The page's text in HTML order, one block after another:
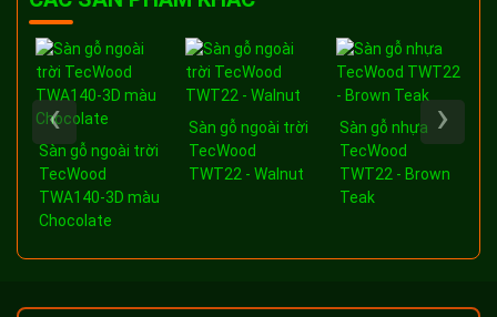
Sàn gỗ ngoài trời
TecWood
TWA140-3D màu
Chocolate
Sàn gỗ ngoài trời
TecWood
TWT22 - Walnut
Sàn gỗ nhựa
TecWood
TWT22 - Brown
Teak
‹ ›